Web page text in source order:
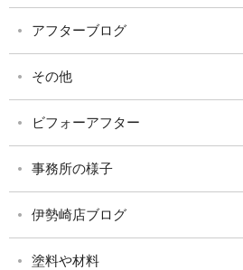
アフターブログ
その他
ビフォーアフター
事務所の様子
伊勢崎店ブログ
塗料や材料